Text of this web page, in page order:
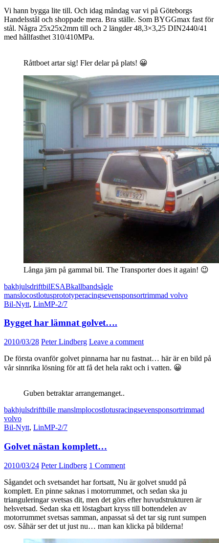
Vi hann bygga lite till. Och idag måndag var vi på Göteborgs
Handelsstål och shoppade mera. Bra ställe. Som BYGGmax fast för
stål. Några 25x25x2mm till och 2 längder 48,3×3,25 DIN2440/41
med hållfasthet 310/410MPa.
Råttboet artar sig! Fler delar på plats! 😀
Långa järn på gammal bil. The Transporter does it again! 😉
bakhjulsdriftbilESABkallbandsågle
manslocostlotusprototyperacingsevensponsortrimmad volvo
Bil-Nytt, LinMP-2/7
Bygget har lämnat golvet….
2010/03/28 Peter Lindberg Leave a comment
De första ovanför golvet pinnarna har nu fastnat… här är en bild på
vår sinnrika lösning för att få det hela rakt och i vatten. 😀
Guben betraktar arrangemanget..
bakhjulsdriftbille manslmplocostlotusracingsevensponsortrimmad
volvo
Bil-Nytt, LinMP-2/7
Golvet nästan komplett…
2010/03/24 Peter Lindberg 1 Comment
Sågandet och svetsandet har fortsatt, Nu är golvet snudd på
komplett. En pinne saknas i motorrummet, och sedan ska ju
trianguleringar svetsas dit, men det görs efter huvudstrukturen är
helsvetsad. Sedan ska ett löstagbart kryss till bottendelen av
motorrummet svetsas samman, anpassat så det tar sig runt sumpen
osv. Såhär ser det ut just nu… man kan klicka på bilderna!